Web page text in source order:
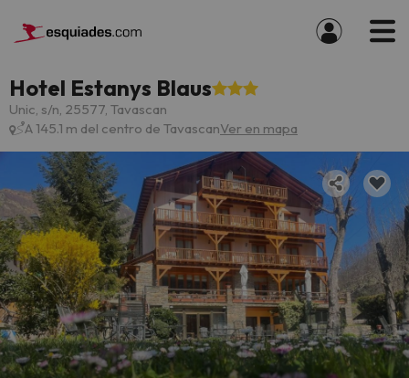
Hotel Estanys Blaus
Unic, s/n, 25577, Tavascan
A 145.1 m del centro de TavascanVer en mapa